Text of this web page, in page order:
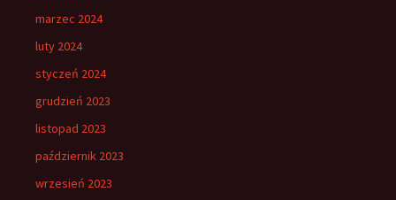
marzec 2024
luty 2024
styczeń 2024
grudzień 2023
listopad 2023
październik 2023
wrzesień 2023